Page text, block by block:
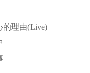
的理由(Live)